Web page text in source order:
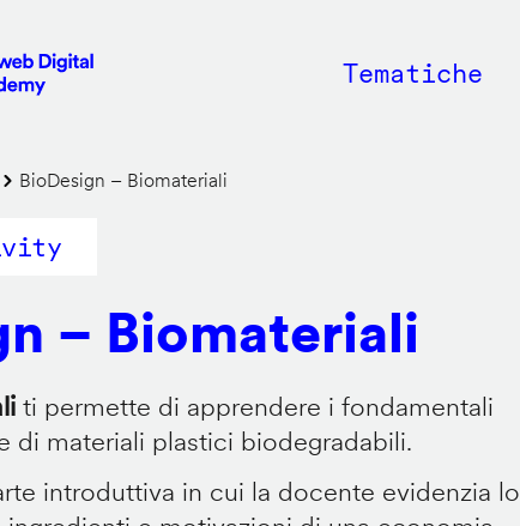
Main
Tematiche
BioDesign – Biomateriali
– Biomateriali
ti permette di apprendere i fondamentali
di materiali plastici biodegradabili.
introduttiva in cui la docente evidenzia lo